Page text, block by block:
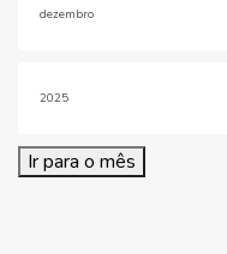
Ir para o mês